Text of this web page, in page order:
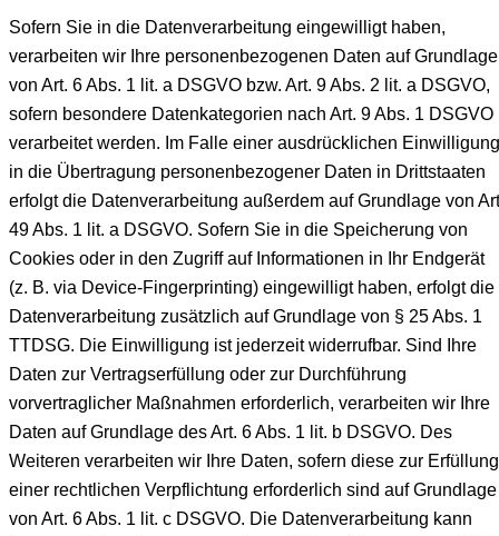
Sofern Sie in die Datenverarbeitung eingewilligt haben,
verarbeiten wir Ihre personenbezogenen Daten auf Grundlage
von Art. 6 Abs. 1 lit. a DSGVO bzw. Art. 9 Abs. 2 lit. a DSGVO,
sofern besondere Datenkategorien nach Art. 9 Abs. 1 DSGVO
verarbeitet werden. Im Falle einer ausdrücklichen Einwilligung
in die Übertragung personenbezogener Daten in Drittstaaten
erfolgt die Datenverarbeitung außerdem auf Grundlage von
49 Abs. 1 lit. a DSGVO. Sofern Sie in die Speicherung von
Cookies oder in den Zugriff auf Informationen in Ihr Endgerät
(z. B. via Device-Fingerprinting) eingewilligt haben, erfolgt die
Datenverarbeitung zusätzlich auf Grundlage von § 25 Abs. 1
TTDSG. Die Einwilligung ist jederzeit widerrufbar. Sind Ihre
Daten zur Vertragserfüllung oder zur Durchführung
vorvertraglicher Maßnahmen erforderlich, verarbeiten wir Ihre
Daten auf Grundlage des Art. 6 Abs. 1 lit. b DSGVO. Des
Weiteren verarbeiten wir Ihre Daten, sofern diese zur Erfüllung
einer rechtlichen Verpflichtung erforderlich sind auf Grundlage
von Art. 6 Abs. 1 lit. c DSGVO. Die Datenverarbeitung kann